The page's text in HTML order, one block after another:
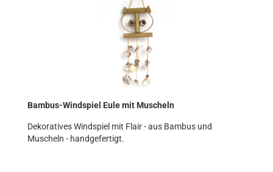
Bambus-Windspiel Eule mit Muscheln
Dekoratives Windspiel mit Flair - aus Bambus und
Muscheln - handgefertigt.